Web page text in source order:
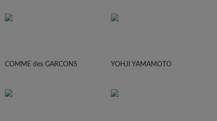
COMME des GARCONS YOHJI YAMAMOTO